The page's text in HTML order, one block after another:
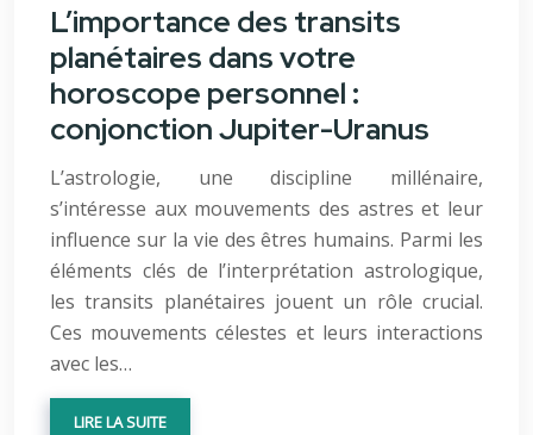
L’importance des transits
planétaires dans votre
horoscope personnel :
conjonction Jupiter-Uranus
L’astrologie, une discipline millénaire,
s’intéresse aux mouvements des astres et leur
influence sur la vie des êtres humains. Parmi les
éléments clés de l’interprétation astrologique,
les transits planétaires jouent un rôle crucial.
Ces mouvements célestes et leurs interactions
avec les…
LIRE LA SUITE